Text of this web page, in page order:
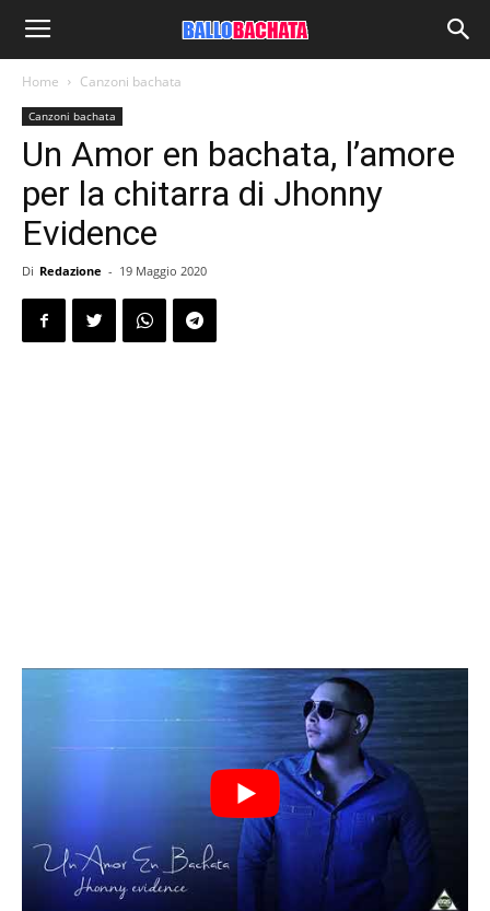
Home Canzoni bachata
Canzoni bachata
Un Amor en bachata, l’amore
per la chitarra di Jhonny
Evidence
Di Redazione - 19 Maggio 2020